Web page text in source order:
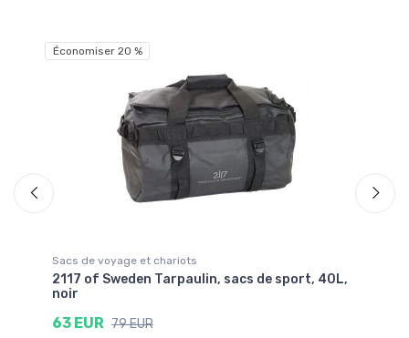
Économiser 20 %
Sacs de voyage et chariots
2117 of Sweden Tarpaulin, sacs de sport, 40L,
noir
63 EUR 79 EUR